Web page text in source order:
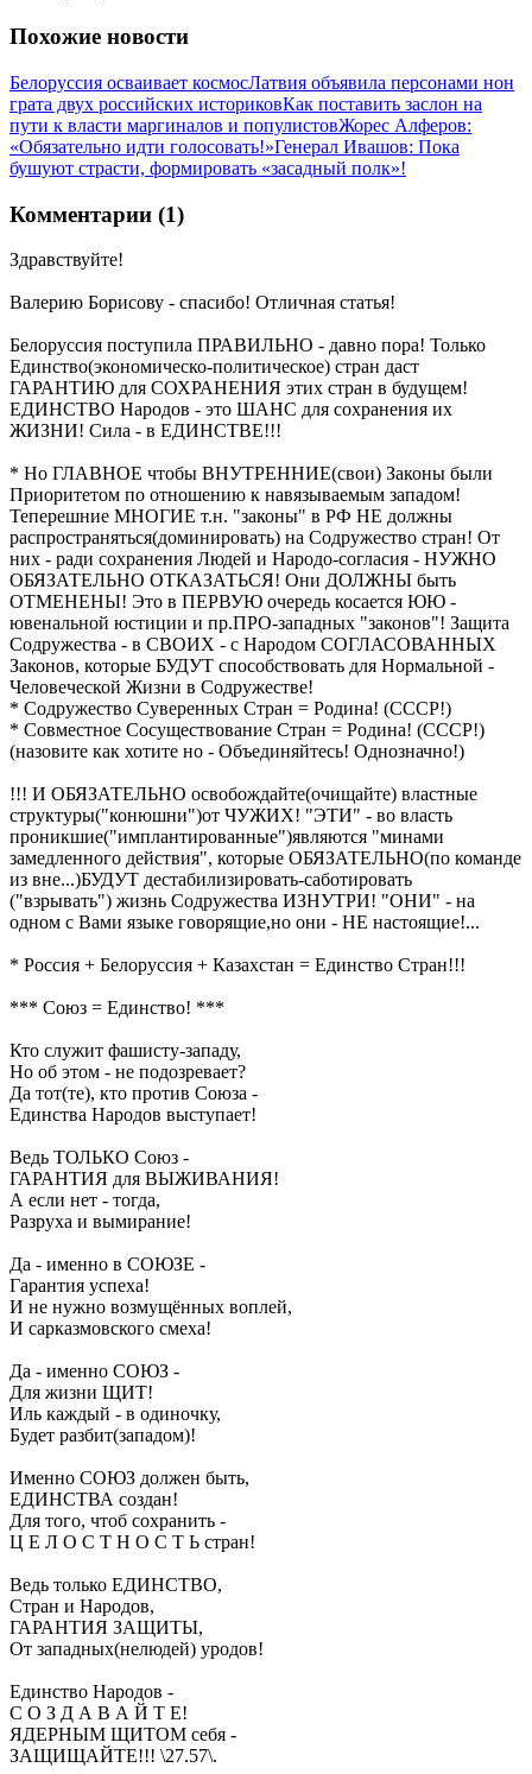
Похожие новости
Белоруссия осваивает космосЛатвия объявила персонами нон
грата двух российских историковКак поставить заслон на
пути к власти маргиналов и популистовЖорес Алферов:
«Обязательно идти голосовать!»Генерал Ивашов: Пока
бушуют страсти, формировать «засадный полк»!
Комментарии (1)
Здравствуйте!
Валерию Борисову - спасибо! Отличная статья!
Белоруссия поступила ПРАВИЛЬНО - давно пора! Только
Единство(экономическо-политическое) стран даст
ГАРАНТИЮ для СОХРАНЕНИЯ этих стран в будущем!
ЕДИНСТВО Народов - это ШАНС для сохранения их
ЖИЗНИ! Сила - в ЕДИНСТВЕ!!!
* Но ГЛАВНОЕ чтобы ВНУТРЕННИЕ(свои) Законы были
Приоритетом по отношению к навязываемым западом!
Теперешние МНОГИЕ т.н. "законы" в РФ НЕ должны
распространяться(доминировать) на Содружество стран! От
них - ради сохранения Людей и Народо-согласия - НУЖНО
ОБЯЗАТЕЛЬНО ОТКАЗАТЬСЯ! Они ДОЛЖНЫ быть
ОТМЕНЕНЫ! Это в ПЕРВУЮ очередь косается ЮЮ -
ювенальной юстиции и пр.ПРО-западных "законов"! Защита
Содружества - в СВОИХ - с Народом СОГЛАСОВАННЫХ
Законов, которые БУДУТ способствовать для Нормальной -
Человеческой Жизни в Содружестве!
* Содружество Суверенных Стран = Родина! (СССР!)
* Совместное Сосуществование Стран = Родина! (СССР!)
(назовите как хотите но - Объединяйтесь! Однозначно!)
!!! И ОБЯЗАТЕЛЬНО освобождайте(очищайте) властные
структуры("конюшни")от ЧУЖИХ! "ЭТИ" - во власть
проникшие("имплантированные")являются "минами
замедленного действия", которые ОБЯЗАТЕЛЬНО(по команде
из вне...)БУДУТ дестабилизировать-саботировать
("взрывать") жизнь Содружества ИЗНУТРИ! "ОНИ" - на
одном с Вами языке говорящие,но они - НЕ настоящие!...
* Россия + Белоруссия + Казахстан = Единство Стран!!!
*** Союз = Единство! ***
Кто служит фашисту-западу,
Но об этом - не подозревает?
Да тот(те), кто против Союза -
Единства Народов выступает!
Ведь ТОЛЬКО Союз -
ГАРАНТИЯ для ВЫЖИВАНИЯ!
А если нет - тогда,
Разруха и вымирание!
Да - именно в СОЮЗЕ -
Гарантия успеха!
И не нужно возмущённых воплей,
И сарказмовского смеха!
Да - именно СОЮЗ -
Для жизни ЩИТ!
Иль каждый - в одиночку,
Будет разбит(западом)!
Именно СОЮЗ должен быть,
ЕДИНСТВА создан!
Для того, чтоб сохранить -
Ц Е Л О С Т Н О С Т Ь стран!
Ведь только ЕДИНСТВО,
Стран и Народов,
ГАРАНТИЯ ЗАЩИТЫ,
От западных(нелюдей) уродов!
Единство Народов -
С О З Д А В А Й Т Е!
ЯДЕРНЫМ ЩИТОМ себя -
ЗАЩИЩАЙТЕ!!! \27.57\.